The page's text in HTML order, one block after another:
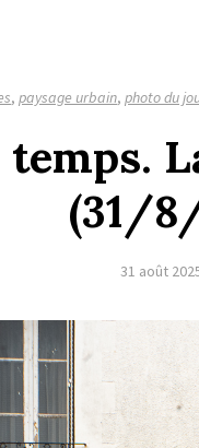
,paysage urbain,photo du
temps.
(31/
31 août